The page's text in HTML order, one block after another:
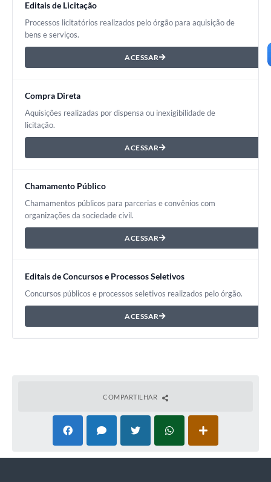
Editais de Licitação
Processos licitatórios realizados pelo órgão para aquisição de
bens e serviços.
ACESSAR
Compra Direta
Aquisições realizadas por dispensa ou inexigibilidade de
licitação.
ACESSAR
Chamamento Público
Chamamentos públicos para parcerias e convênios com
organizações da sociedade civil.
ACESSAR
Editais de Concursos e Processos Seletivos
Concursos públicos e processos seletivos realizados pelo órgão.
ACESSAR
COMPARTILHAR